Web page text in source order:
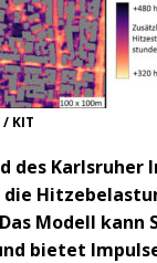
KIT
des
Modell kann
bietet